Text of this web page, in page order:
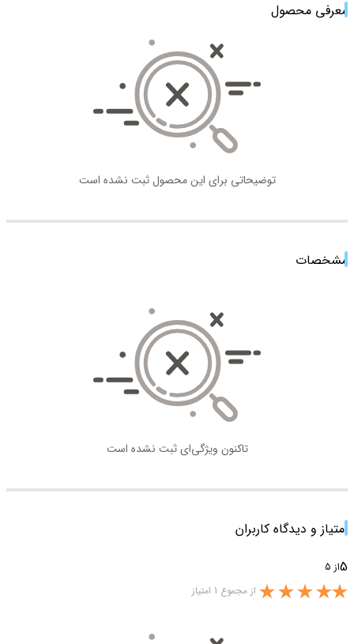
معرفی محصول
توضیحاتی برای این محصول ثبت نشده است
مشخصات
تاکنون ویژگی‌ای ثبت نشده است
امتیاز و دیدگاه کاربران
5از 5
از مجموع 1 امتیاز